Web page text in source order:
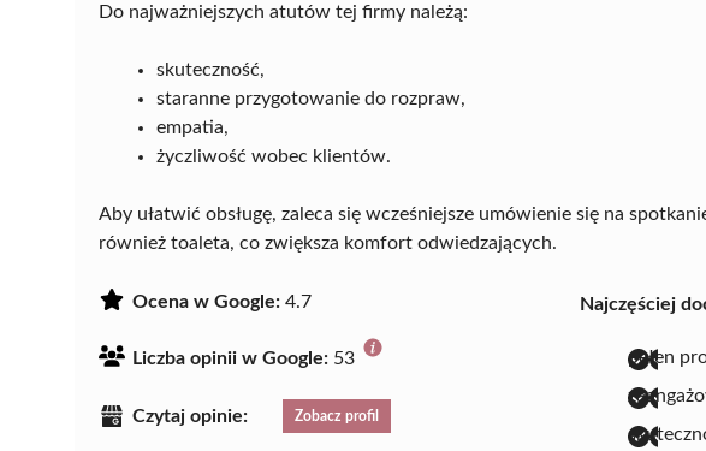
Do najważniejszych atutów tej firmy należą:
skuteczność,
staranne przygotowanie do rozpraw,
empatia,
życzliwość wobec klientów.
Aby ułatwić obsługę, zaleca się wcześniejsze umówienie się na
również toaleta, co zwiększa komfort odwiedzających.
Ocena w Google: 4.7
Liczba opinii w Google: 53
Czytaj opinie: Zobacz profil
Najczęściej
pełen